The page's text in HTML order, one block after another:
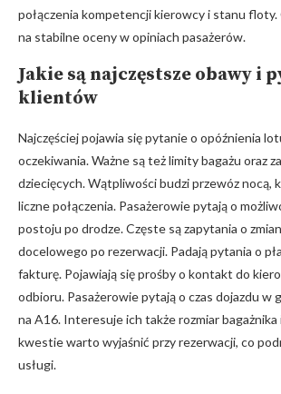
połączenia kompetencji kierowcy i stanu floty.
na stabilne oceny w opiniach pasażerów.
Jakie są najczęstsze obawy i
klientów
Najczęściej pojawia się pytanie o opóźnienia
oczekiwania. Ważne są też limity bagażu oraz
dziecięcych. Wątpliwości budzi przewóz nocą,
liczne połączenia. Pasażerowie pytają o
postoju po drodze. Częste są zapytania o
docelowego po rezerwacji. Padają pytania o
fakturę. Pojawiają się prośby o kontakt do
odbioru. Pasażerowie pytają o czas dojazdu w
na A16. Interesuje ich także rozmiar bagażnika
kwestie warto wyjaśnić przy rezerwacji, co
usługi.